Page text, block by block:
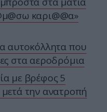
καρι@@α»
αυτοκόλλητα που
στα αεροδρόμια
με βρέφος 5
την ανατροπή